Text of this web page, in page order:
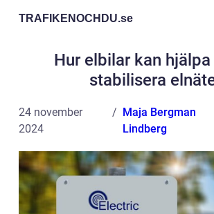
TRAFIKENOCHDU.se
Hur elbilar kan
stabilisera
24 november
2024
Maja Bergman
Lindberg